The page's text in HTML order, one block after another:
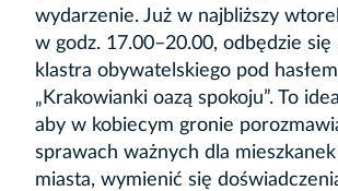
wydarzenie. Już w najbliższy
w godz. 17.00–20.00, odbędzie się
klastra obywatelskiego pod hasłem
„Krakowianki oazą spokoju”. To
aby w kobiecym gronie
sprawach ważnych dla
miasta, wymienić się